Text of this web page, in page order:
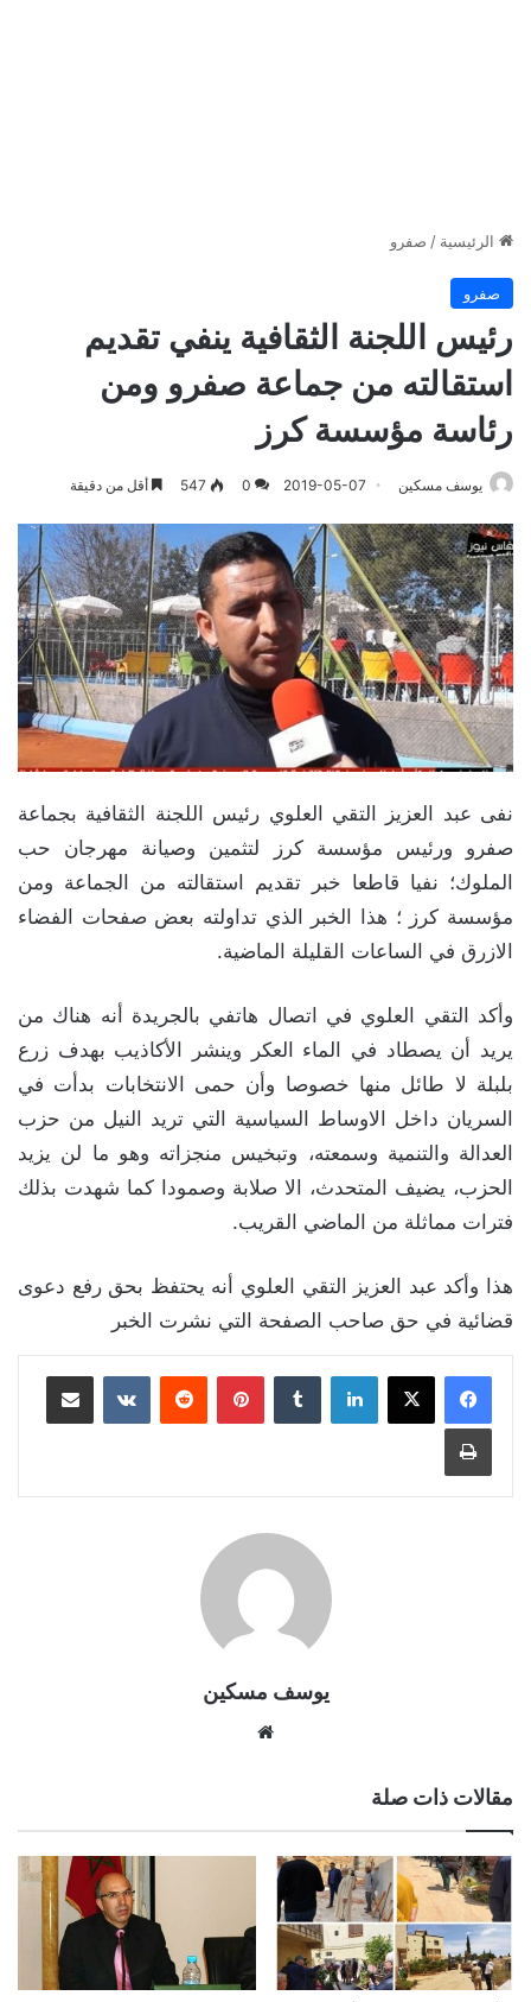
الرئيسية / صفرو
صفرو
رئيس اللجنة الثقافية ينفي تقديم
استقالته من جماعة صفرو ومن
رئاسة مؤسسة كرز
يوسف مسكين 2019-05-07
0
547 أقل من دقيقة
نفى عبد العزيز التقي العلوي رئيس اللجنة الثقافية بجماعة
صفرو ورئيس مؤسسة كرز لتثمين وصيانة مهرجان حب
الملوك؛ نفيا قاطعا خبر تقديم استقالته من الجماعة ومن
مؤسسة كرز ؛ هذا الخبر الذي تداولته بعض صفحات الفضاء
الازرق في الساعات القليلة الماضية.
وأكد التقي العلوي في اتصال هاتفي بالجريدة أنه هناك من
يريد أن يصطاد في الماء العكر وينشر الأكاذيب بهدف زرع
بلبلة لا طائل منها خصوصا وأن حمى الانتخابات بدأت في
السريان داخل الاوساط السياسية التي تريد النيل من حزب
العدالة والتنمية وسمعته، وتبخيس منجزاته وهو ما لن يزيد
الحزب، يضيف المتحدث، الا صلابة وصمودا كما شهدت بذلك
فترات مماثلة من الماضي القريب.
هذا وأكد عبد العزيز التقي العلوي أنه يحتفظ بحق رفع دعوى
قضائية في حق صاحب الصفحة التي نشرت الخبر
لينكدإن بينتيريست مشاركة عبر البريد
طباعة
يوسف مسكين
مقالات ذات صلة